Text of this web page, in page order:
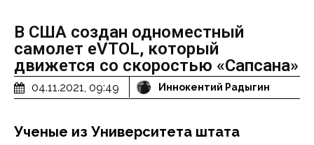
В США создан одноместный
самолет eVTOL, который
движется со скоростью «Сапсана»
04.11.2021, 09:49 Иннокентий Радыгин
Ученые из Университета штата